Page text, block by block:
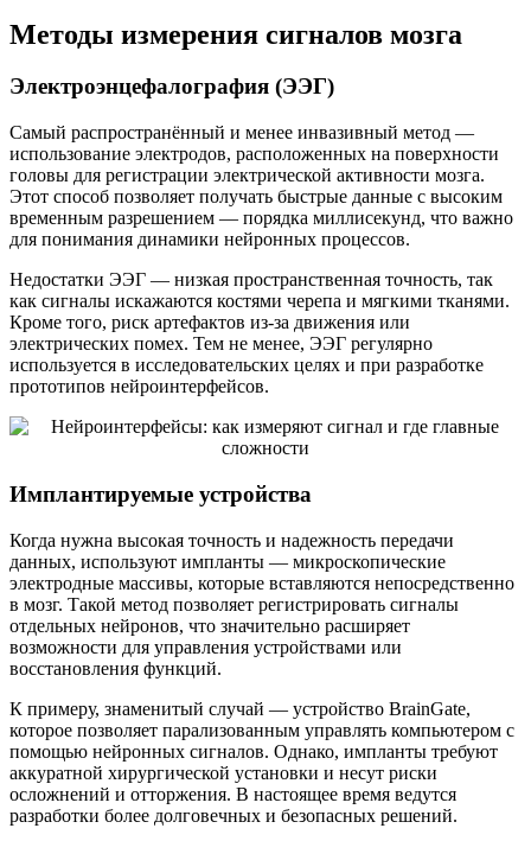
Методы измерения сигналов мозга
Электроэнцефалография (ЭЭГ)
Самый распространённый и менее инвазивный метод —
использование электродов, расположенных на поверхности
головы для регистрации электрической активности мозга.
Этот способ позволяет получать быстрые данные с высоким
временным разрешением — порядка миллисекунд, что важно
для понимания динамики нейронных процессов.
Недостатки ЭЭГ — низкая пространственная точность, так
как сигналы искажаются костями черепа и мягкими тканями.
Кроме того, риск артефактов из-за движения или
электрических помех. Тем не менее, ЭЭГ регулярно
используется в исследовательских целях и при разработке
прототипов нейроинтерфейсов.
Имплантируемые устройства
Когда нужна высокая точность и надежность передачи
данных, используют импланты — микроскопические
электродные массивы, которые вставляются непосредственно
в мозг. Такой метод позволяет регистрировать сигналы
отдельных нейронов, что значительно расширяет
возможности для управления устройствами или
восстановления функций.
К примеру, знаменитый случай — устройство BrainGate,
которое позволяет парализованным управлять компьютером с
помощью нейронных сигналов. Однако, импланты требуют
аккуратной хирургической установки и несут риски
осложнений и отторжения. В настоящее время ведутся
разработки более долговечных и безопасных решений.